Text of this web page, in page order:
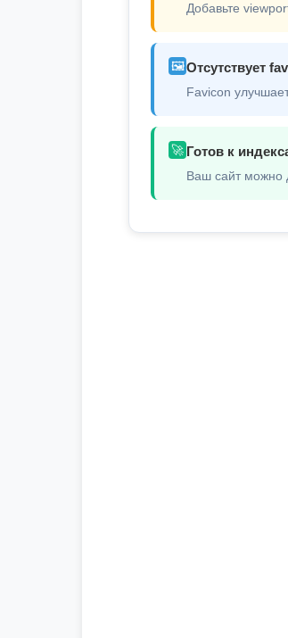
Добавьте
🖼️Отсутствует
Favicon
🚀 Готов к
Ваш сайт можно